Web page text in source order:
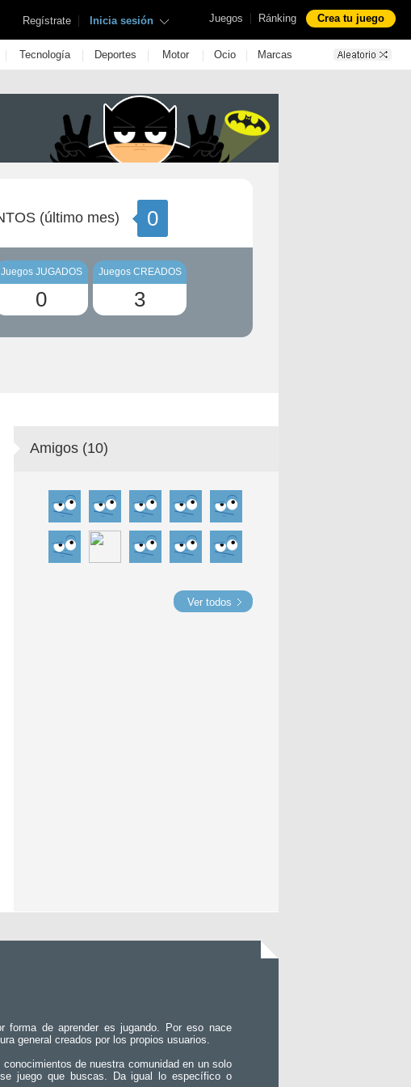
Juegos | Ránking Crea tu juego
Regístrate | Inicia sesión
| Tecnología | Deportes | Motor | Ocio | Marcas
(último mes) 0
Juegos JUGADOS
0
Juegos CREADOS
3
Amigos (10)
Ver todos
forma de aprender es jugando. Por eso nace
general creados por los propios usuarios.
de nuestra comunidad en un solo
juego que buscas. Da igual lo específico o